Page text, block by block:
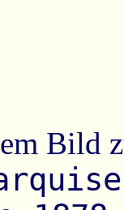
Bild